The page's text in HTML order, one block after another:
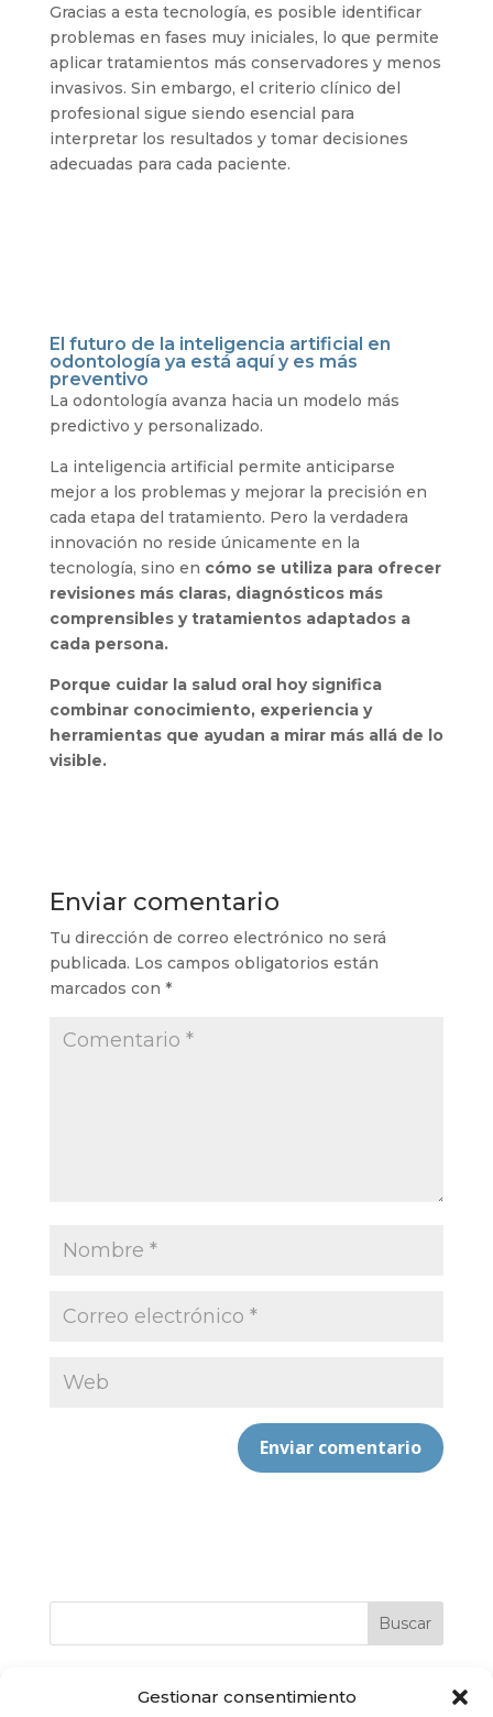
Gestionar consentimiento
Gracias a esta tecnología, es posible identificar
problemas en fases muy iniciales, lo que permite
aplicar tratamientos más conservadores y menos
invasivos. Sin embargo, el criterio clínico del
profesional sigue siendo esencial para
interpretar los resultados y tomar decisiones
adecuadas para cada paciente.
El futuro de la inteligencia artificial en
odontología ya está aquí y es más
preventivo
La odontología avanza hacia un modelo más
predictivo y personalizado.
La inteligencia artificial permite anticiparse
mejor a los problemas y mejorar la precisión en
cada etapa del tratamiento. Pero la verdadera
innovación no reside únicamente en la
tecnología, sino en cómo se utiliza para ofrecer
revisiones más claras, diagnósticos más
comprensibles y tratamientos adaptados a
cada persona.
Porque cuidar la salud oral hoy significa
combinar conocimiento, experiencia y
herramientas que ayudan a mirar más allá de lo
visible.
Enviar comentario
Tu dirección de correo electrónico no será
publicada. Los campos obligatorios están
marcados con *
Buscar